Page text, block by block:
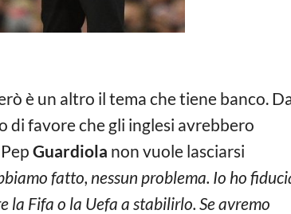
è un altro il tema che tiene banco.
di favore che gli inglesi avrebbero
Guardiola non vuole lasciarsi
fatto, nessun problema. Io ho
la Fifa o la Uefa a stabilirlo. Se avremo